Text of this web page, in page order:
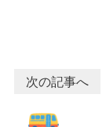
次の記事へ